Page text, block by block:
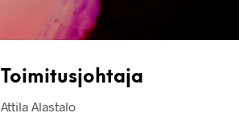
Toimitusjohtaja
Attila Alastalo